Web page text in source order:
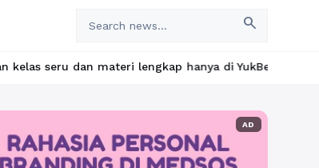
search
lengkap hanya di YukBelajar.com. Mulai
AD